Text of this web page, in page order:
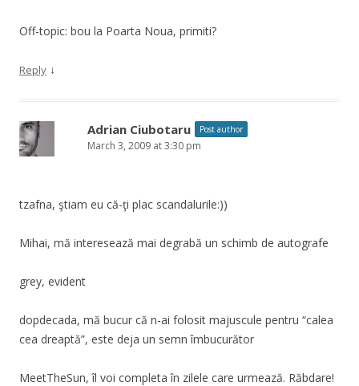
Off-topic: bou la Poarta Noua, primiti?
Reply ↓
Adrian Ciubotaru Post author
March 3, 2009 at 3:30 pm
tzafna, ştiam eu că-ţi plac scandalurile:))
Mihai, mă interesează mai degrabă un schimb de autografe
grey, evident
dopdecada, mă bucur că n-ai folosit majuscule pentru “calea
cea dreaptă”, este deja un semn îmbucurător
MeetTheSun, îl voi completa în zilele care urmează. Răbdare!